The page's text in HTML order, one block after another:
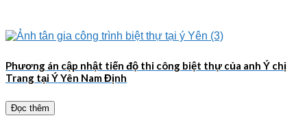
Phương án cập nhật tiến độ thi công biệt thự của anh Ý chị
Trang tại Ý Yên Nam Định
Đọc thêm